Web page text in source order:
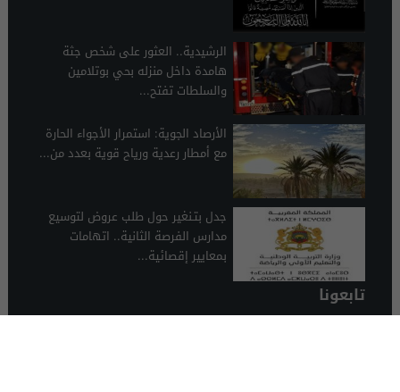
الرشيدية.. العثور على شخص جثة
هامدة داخل منزله بحي بوتلامين
والسلطات تفتح...
الأرصاد الجوية: استمرار الأجواء الحارة
مع أمطار رعدية ورياح قوية بعدد من...
جدل بتـنغير حول طلب عروض لتوسيع
مدارس الفرصة الثانية.. اتهامات
بمعايير إقصائية...
تابعونا